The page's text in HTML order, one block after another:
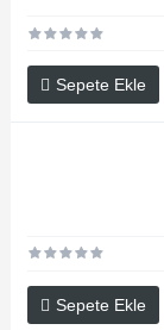
Sepete Ekle
Sepete Ekle